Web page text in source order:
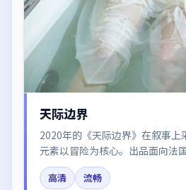
天际边界
2020年的《天际边界》在叙事上
元素以冒险为核心。出品面向法
冬雨、于和伟所饰角色推动关键
论。
高清
流畅